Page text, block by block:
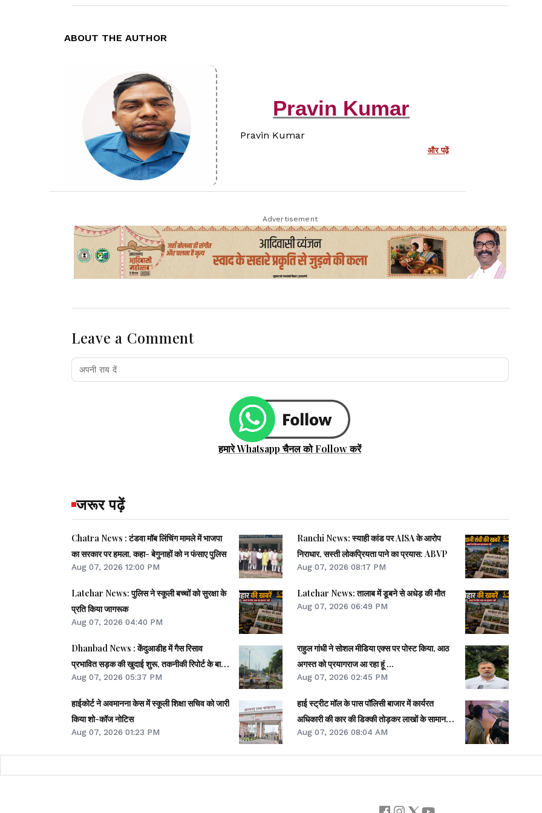
विभाग की कोशिशों का दिखने लगा असर
खनन विभाग बालू घाटों से संबंधित पर्यावरणीय और प्रशासनिक मंजूरियों की प्रक्रिया को
तेजी से पूरा कराने में जुटा है. विभाग का लक्ष्य मॉनसून प्रतिबंध लागू होने से पहले अधिक से
अधिक घाटों को चालू कर राज्य में बालू की उपलब्धता बढ़ाना है. लगातार प्रयासों के कारण
कई घाट अंतिम मंजूरी के चरण में पहुंच चुके हैं, जिससे आने वाले दिनों में बाजार में बालू की
उपलब्धता और बेहतर होने की उम्मीद है.
CTE और CTO दोनों स्वीकृत, संचालन के लिए तैयार बालू घाट
क्रमांक जिला
और सिरमा
सनरीह और सोनपुरा
5
गोड्डा
जसमता-2
6
गोड्डा सनातन
सोमवार तक चालू हो सकने वाले बालू घाट
क्रमांक जिला
बालू घाट
2
खेतको-चालकारी
राहा
ABOUT THE AUTHOR
Pravin Kumar
Pravin Kumar
और पढ़ें
Advertisement
Leave a Comment
हमारे Whatsapp चैनल को Follow करें
जरूर पढ़ें
Chatra News : टंडवा मॉब लिंचिंग मामले में भाजपा
का सरकार पर हमला, कहा- बेगुनाहों को न फंसाए पुलिस
Aug 07, 2026 12:00 PM
Latehar News: पुलिस ने स्कूली बच्चों को सुरक्षा के
प्रति किया जागरूक
Aug 07, 2026 04:40 PM
Dhanbad News : केंदुआडीह में गैस रिसाव
प्रभावित सड़क की खुदाई शुरू, तकनीकी रिपोर्ट के बाद
होगा निर्णय
Aug 07, 2026 05:37 PM
हाईकोर्ट ने अवमानना केस में स्कूली शिक्षा सचिव को जारी
किया शो-कॉज नोटिस
Aug 07, 2026 01:23 PM
Ranchi News: स्याही कांड पर AISA के आरोप
निराधार, सस्ती लोकप्रियता पाने का प्रयास: ABVP
Aug 07, 2026 08:17 PM
Latehar News: तालाब में डूबने से अधेड़ की मौत
Aug 07, 2026 06:49 PM
राहुल गांधी ने सोशल मीडिया एक्स पर पोस्ट किया, आठ
अगस्त को प्रयागराज आ रहा हूं ...
Aug 07, 2026 02:45 PM
हाई स्ट्रीट मॉल के पास पॉलिसी बाजार में कार्यरत
अधिकारी की कार की डिक्की तोड़कर लाखों के सामान
की चोरी
Aug 07, 2026 08:04 AM